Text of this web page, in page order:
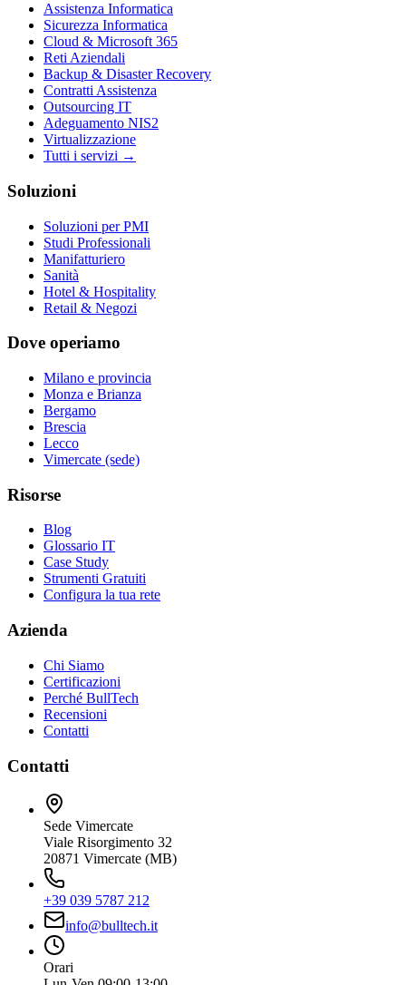
Assistenza Informatica
Sicurezza Informatica
Cloud & Microsoft 365
Reti Aziendali
Backup & Disaster Recovery
Contratti Assistenza
Outsourcing IT
Adeguamento NIS2
Virtualizzazione
Tutti i servizi →
Soluzioni
Soluzioni per PMI
Studi Professionali
Manifatturiero
Sanità
Hotel & Hospitality
Retail & Negozi
Dove operiamo
Milano e provincia
Monza e Brianza
Bergamo
Brescia
Lecco
Vimercate (sede)
Risorse
Blog
Glossario IT
Case Study
Strumenti Gratuiti
Configura la tua rete
Azienda
Chi Siamo
Certificazioni
Perché BullTech
Recensioni
Contatti
Contatti
Sede Vimercate
Viale Risorgimento 32
20871 Vimercate (MB)
+39 039 5787 212
info@bulltech.it
Orari